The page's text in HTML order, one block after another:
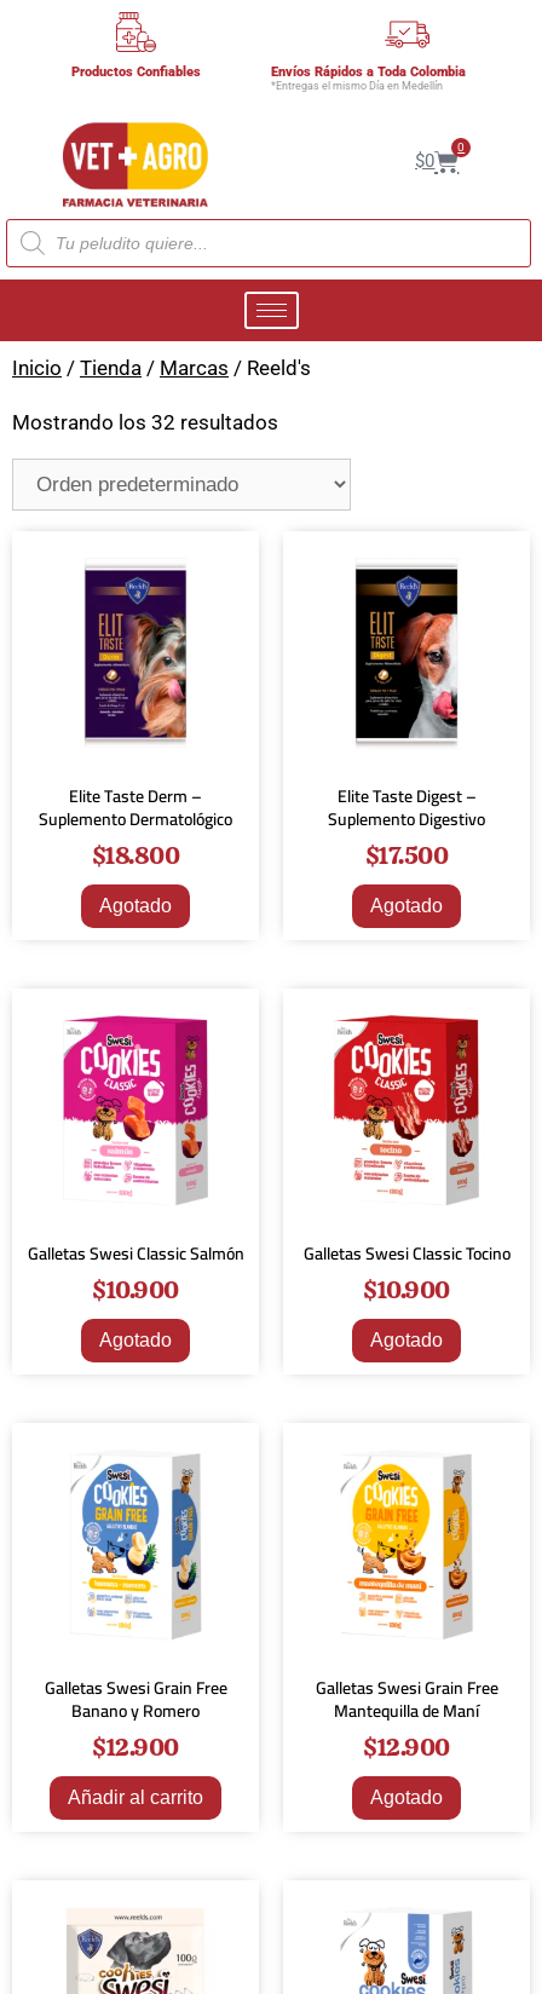
Productos Confiables Envíos Rápidos a Toda Colombia
*Entregas el mismo Día en Medellín
$0
0
Inicio / Tienda / Marcas / Reeld's
Mostrando los 32 resultados
Elite Taste Derm –
Suplemento Dermatológico
$18.800
Agotado
Elite Taste Digest –
Suplemento Digestivo
$17.500
Agotado
Galletas Swesi Classic Salmón
$10.900
Agotado
Galletas Swesi Classic Tocino
$10.900
Agotado
Galletas Swesi Grain Free
Banano y Romero
$12.900
Añadir al carrito
Galletas Swesi Grain Free
Mantequilla de Maní
$12.900
Agotado